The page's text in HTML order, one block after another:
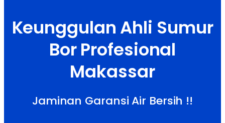
Keunggulan Ahli Sumur
Bor Profesional
Makassar
Jaminan Garansi Air Bersih !!